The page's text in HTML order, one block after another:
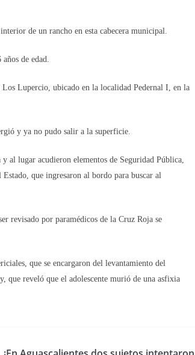
de un rancho en esta cabecera municipal.
de edad.
Lupercio, ubicado en la localidad Pedernal I, en la
y ya no pudo salir a la superficie.
al lugar acudieron elementos de Seguridad Pública,
que ingresaron al bordo para buscar al
revisado por paramédicos de la Cruz Roja se
que se encargaron del levantamiento del
que reveló que el adolescente murió de una asfixia